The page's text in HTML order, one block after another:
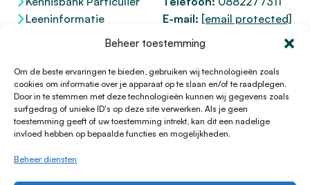
Beheer toestemming
Om de beste ervaringen te bieden, gebruiken wij technologieën zoals
cookies om informatie over je apparaat op te slaan en/of te raadplegen.
Door in te stemmen met deze technologieën kunnen wij gegevens zoals
surfgedrag of unieke ID's op deze site verwerken. Als je geen
toestemming geeft of uw toestemming intrekt, kan dit een nadelige
invloed hebben op bepaalde functies en mogelijkheden.
Beheer diensten
Leeninformatie
E-mail: [email protected]
KvK 76100200
12047091
Kifid 300.017942
© 1996 - 2026 Lening.nl
Privacy Policy